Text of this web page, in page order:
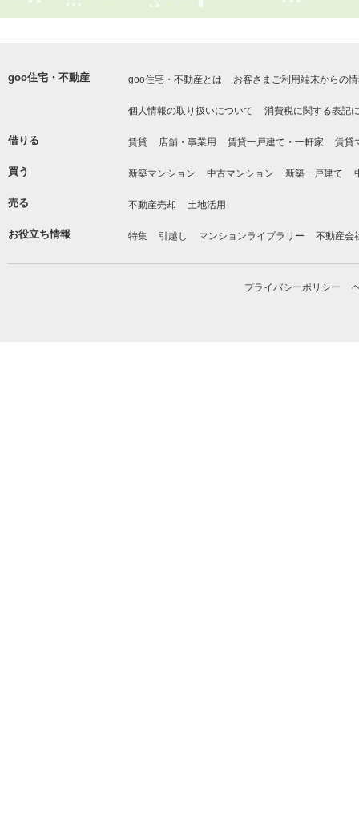
goo住宅・不動産 goo住宅・不動産とは お客さまご利用端末からの
個人情報の取り扱いについて 消費税に関する表記
借りる 賃貸 店舗・事業用 賃貸一戸建て・一軒家 賃貸
買う 新築マンション 中古マンション 新築一戸建て
売る 不動産売却 土地活用
お役立ち情報 特集 引越し マンションライブラリー 不動産会
プライバシーポリシー